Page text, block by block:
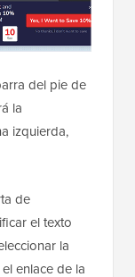
del pie de
la
izquierda,
de
el texto
la
enlace de la